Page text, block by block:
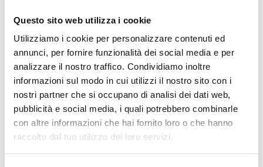
Questo sito web utilizza i cookie
Utilizziamo i cookie per personalizzare contenuti ed
annunci, per fornire funzionalità dei social media e per
analizzare il nostro traffico. Condividiamo inoltre
informazioni sul modo in cui utilizzi il nostro sito con i
nostri partner che si occupano di analisi dei dati web,
pubblicità e social media, i quali potrebbero combinarle
con altre informazioni che hai fornito loro o che hanno
raccolto dal tuo utilizzo dei loro servizi.
Nicola Pini vice
Pubblicato il 20 Febbraio 2025
Nella sua seduta odierna la Conferenza dei
Presidenti delle cinque Commissioni regionali dei
trasporti (CRT) del Cantone Ticino, ha provveduto a
rinnovare il proprio organico.